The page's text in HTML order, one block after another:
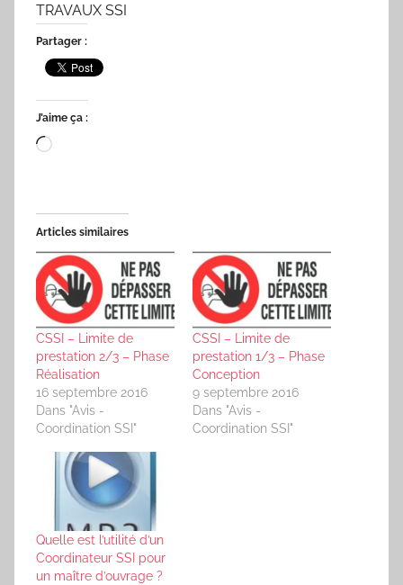
TRAVAUX SSI
Partager :
J’aime ça :
Chargement…
Articles similaires
CSSI – Limite de
prestation 2/3 – Phase
Réalisation
16 septembre 2016
Dans "Avis -
Coordination SSI"
CSSI – Limite de
prestation 1/3 – Phase
Conception
9 septembre 2016
Dans "Avis -
Coordination SSI"
Quelle est l’utilité d’un
Coordinateur SSI pour
un maître d’ouvrage ?